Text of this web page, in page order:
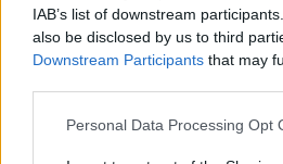
IAB’s list of downstream
also be disclosed by us to third
Downstream Participants that may
Please note that this website/app
Personal Data Processing Opt
Mai Manó Ház a
YouTubeon